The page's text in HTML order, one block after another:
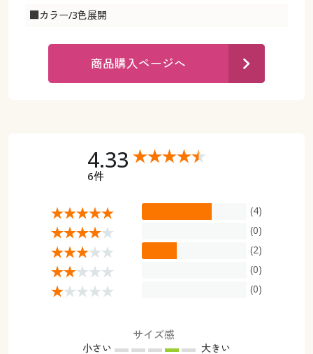
カタログ無料プレゼント
ご利用ガイド
よくある質問とお問い合わせ
会員メニュー
マイページ
閲覧履歴
よくある質問とお問い合わせ
■カラー/3色展開
商品購入ページへ
4.33
6件
(4)
(0)
(2)
(0)
(0)
サイズ感
小さい 大きい